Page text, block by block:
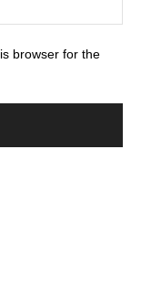
browser for the